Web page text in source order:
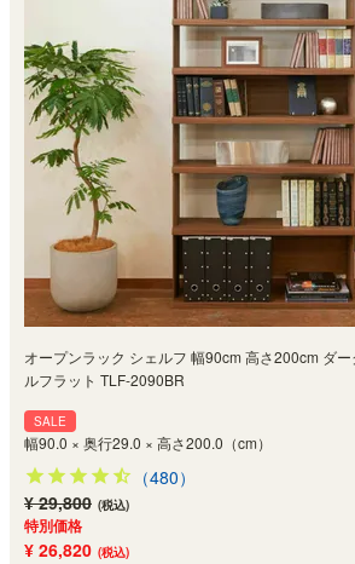
オープンラック シェルフ 幅90cm 高さ200cm ダ
ルフラット TLF-2090BR
SALE
幅90.0 × 奥行29.0 × 高さ200.0（cm）
（480）
¥ 29,800 (税込)
特別価格
¥ 26,820 (税込)